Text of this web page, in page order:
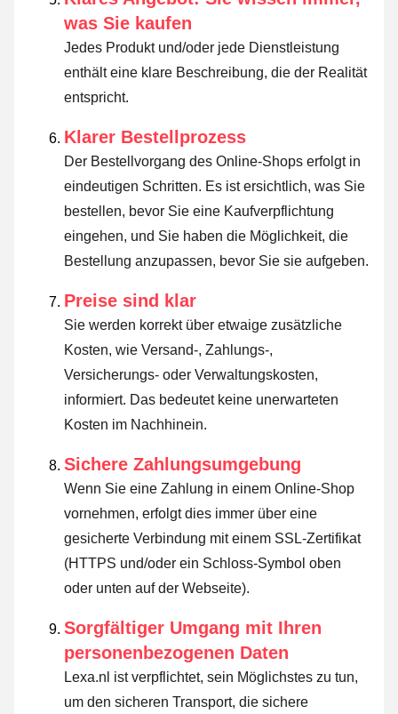
was Sie kaufen
Jedes Produkt und/oder jede Dienstleistung
enthält eine klare Beschreibung, die der Realität
entspricht.
Klarer Bestellprozess
Der Bestellvorgang des Online-Shops erfolgt in
eindeutigen Schritten. Es ist ersichtlich, was Sie
bestellen, bevor Sie eine Kaufverpflichtung
eingehen, und Sie haben die Möglichkeit, die
Bestellung anzupassen, bevor Sie sie aufgeben.
Preise sind klar
Sie werden korrekt über etwaige zusätzliche
Kosten, wie Versand-, Zahlungs-,
Versicherungs- oder Verwaltungskosten,
informiert. Das bedeutet keine unerwarteten
Kosten im Nachhinein.
Sichere Zahlungsumgebung
Wenn Sie eine Zahlung in einem Online-Shop
vornehmen, erfolgt dies immer über eine
gesicherte Verbindung mit einem SSL-Zertifikat
(HTTPS und/oder ein Schloss-Symbol oben
oder unten auf der Webseite).
Sorgfältiger Umgang mit Ihren
personenbezogenen Daten
Lexa.nl ist verpflichtet, sein Möglichstes zu tun,
um den sicheren Transport, die sichere